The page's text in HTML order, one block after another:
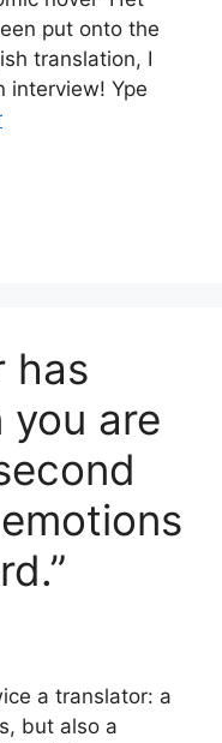
put onto the
translation, I
interview! Ype
has
you are
a translator: a
but also a